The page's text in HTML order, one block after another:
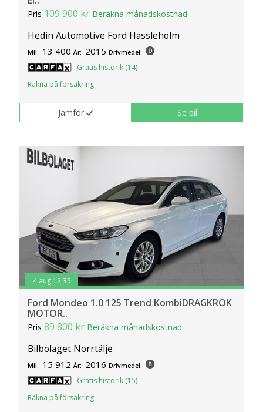
Pris 109 900 kr Beräkna månadskostnad
Hedin Automotive Ford Hässleholm
Mil: 13 400 År: 2015 Drivmedel:
Gratis historik (14)
Räkna på försäkring
Jämför Se bil
4 aug 12:35
Ford Mondeo 1.0 125 Trend KombiDRAGKROK
MOTOR..
Pris89 800 kr Beräkna månadskostnad
Bilbolaget Norrtälje
Mil: 15 912 År: 2016 Drivmedel:
Gratis historik (15)
Räkna på försäkring